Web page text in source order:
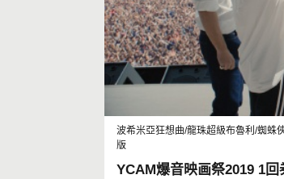
波希米亞狂想曲/龍珠超級布魯利/蜘蛛
版
YCAM爆音映画祭2019 1